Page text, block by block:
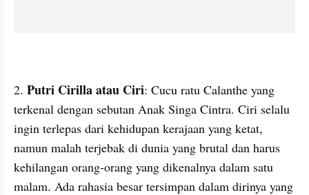
2. Putri Cirilla atau Ciri: Cucu ratu Calanthe yang
terkenal dengan sebutan Anak Singa Cintra. Ciri selalu
ingin terlepas dari kehidupan kerajaan yang ketat,
namun malah terjebak di dunia yang brutal dan harus
kehilangan orang-orang yang dikenalnya dalam satu
malam. Ada rahasia besar tersimpan dalam dirinya yang